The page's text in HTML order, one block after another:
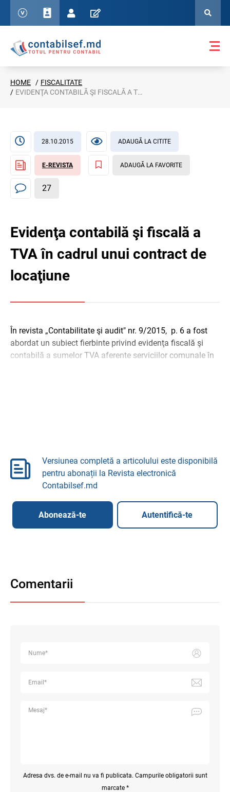
HOME
FISCALITATE
EVIDENŢA CONTABILĂ ŞI FISCALĂ A TVA ÎN CADRUL UNUI CONTRACT DE LOCAŢIUNE
28.10.2015 ADAUGĂ LA CITITE
E-REVISTA ADAUGĂ LA FAVORITE
27
Evidenţa contabilă şi fiscală a
TVA în cadrul unui contract de
locaţiune
În revista „Contabilitate şi audit" nr. 9/2015, p. 6 a fost
abordat un subiect fierbinte privind evidenţa fiscală şi
contabilă a sumelor TVA aferente serviciilor comunale în
Versiunea completă a articolului este disponibilă
pentru abonații la Revista electronică
Contabilsef.md
Abonează-te Autentifică-te
Comentarii
Adresa dvs. de e-mail nu va fi publicata. Campurile obligatorii sunt
marcate *